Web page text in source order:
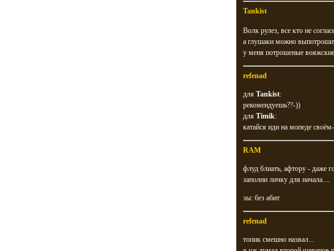
Tankist
Волк рулез, все кто не
а глушаки можно
у меня потрошеные
refenad
для Tankist:
рекомендуешь??-))
для Timik:
катайся иди на мопеде
RAM
флуд блиать, афтору - даже
заполни личку для начала....
зы: без абит
refenad
топик смешно назвал...